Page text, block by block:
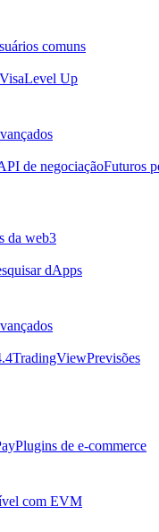
comuns
Level Up
de negociaçãoFuturos
da web3
dApps
TradingViewPrevisões
Plugins de e-commerce
com EVM